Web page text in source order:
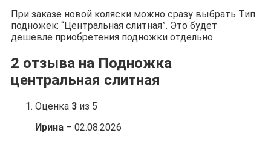
При заказе новой коляски можно сразу выбрать Тип
подножек: “Центральная слитная”. Это будет
дешевле приобретения подножки отдельно
2 отзыва на Подножка
центральная слитная
Оценка 3 из 5
Ирина – 02.08.2026